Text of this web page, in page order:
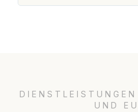
UND